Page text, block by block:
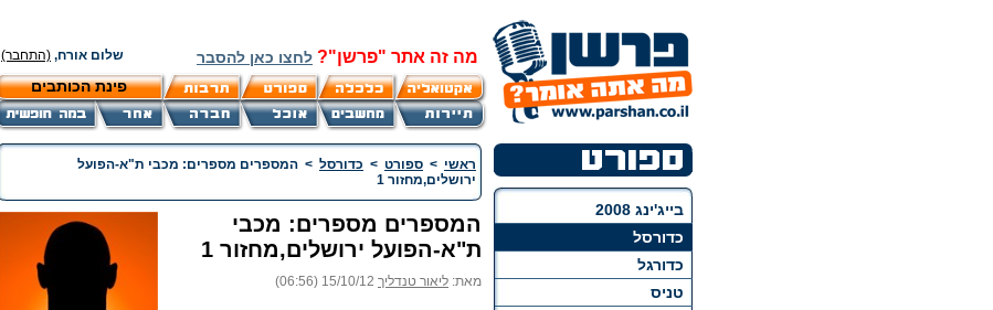
מה זה אתר "פרשן"? לחצו כאן להסבר שלום אורח, (התחבר)
פינת הכותבים
בייג'ינג 2008
כדורסל
כדורגל
טניס
ראשי > ספורט > כדורסל > המספרים מספרים: מכבי ת"א-הפועל
ירושלים,מחזור 1
המספרים מספרים: מכבי
ת"א-הפועל ירושלים,מחזור 1
מאת: ליאור טנדליך 15/10/12 (06:56)